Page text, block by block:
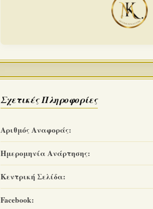
Σχετικές Πληροφορίες
Αριθμός Αναφοράς:
Ημερομηνία Ανάρτησης:
Κεντρική Σελίδα:
Facebook: